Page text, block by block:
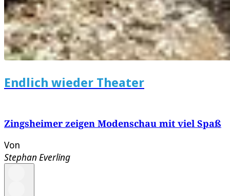
Endlich wieder Theater
Zingsheimer zeigen Modenschau mit viel Spaß
Von
Stephan Everling